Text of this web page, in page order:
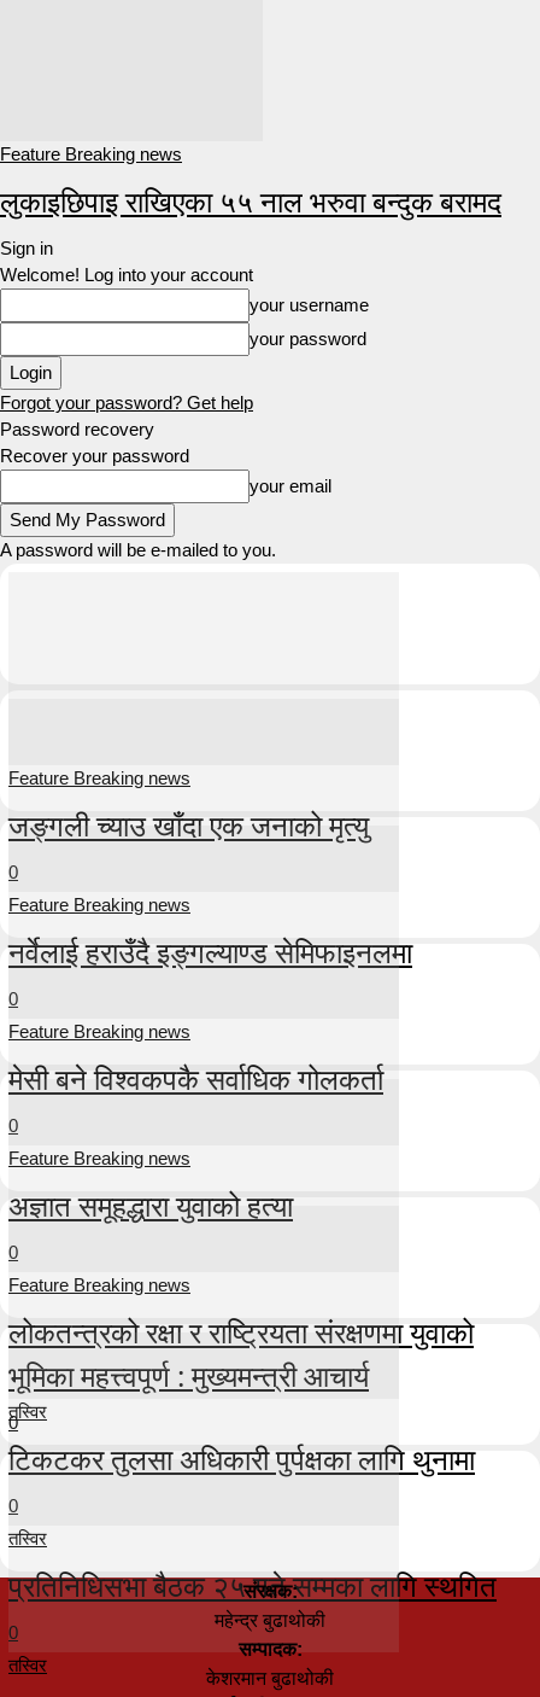
Feature Breaking news
लुकाइछिपाइ राखिएका ५५ नाल भरुवा बन्दुक बरामद
Sign in
Welcome! Log into your account
your username
your password
Forgot your password? Get help
Password recovery
Recover your password
your email
A password will be e-mailed to you.
Feature Breaking news
जङ्गली च्याउ खाँदा एक जनाको मृत्यु
0
Feature Breaking news
नर्वेलाई हराउँदै इङ्गल्याण्ड सेमिफाइनलमा
0
Feature Breaking news
मेसी बने विश्वकपकै सर्वाधिक गोलकर्ता
0
Feature Breaking news
अज्ञात समूहद्धारा युवाको हत्या
0
Feature Breaking news
लोकतन्त्रको रक्षा र राष्ट्रियता संरक्षणमा युवाको
भूमिका महत्त्वपूर्ण : मुख्यमन्त्री आचार्य
0
तस्विर
टिकटकर तुलसा अधिकारी पुर्पक्षका लागि थुनामा
0
तस्विर
प्रतिनिधिसभा बैठक २५ गते सम्मका लागि स्थगित
0
तस्विर
संरक्षक:
महेन्द्र बुढाथोकी
सम्पादक:
केशरमान बुढाथोकी